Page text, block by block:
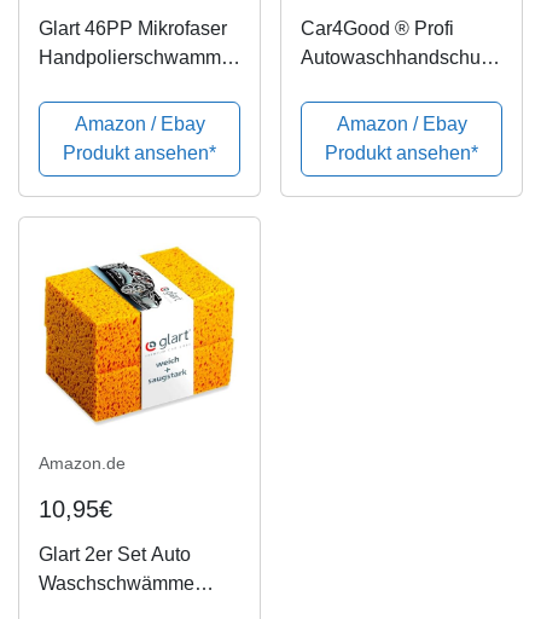
Glart 46PP Mikrofaser
Handpolierschwamm
Wax Applikator Pad für
Wachse, Polituren,
Lackreiniger,
Autopolitur, statt
Amazon / Ebay
Produkt ansehen*
Car4Good ® Profi
Autowaschhandschuh
Microfaser -
Autoschwamm zum
Auto waschen -
Premium
Amazon / Ebay
Produkt ansehen*
Amazon.de
10,95€
Glart 2er Set Auto
Waschschwämme